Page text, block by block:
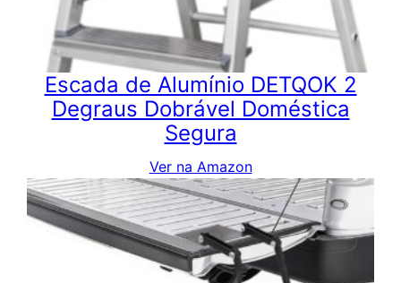
Escada de Alumínio DETQOK 2
Degraus Dobrável Doméstica
Segura
Ver na Amazon